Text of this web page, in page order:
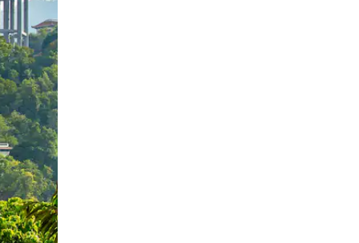
o dedo na tela.